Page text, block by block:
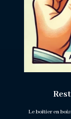
Le boîtier en